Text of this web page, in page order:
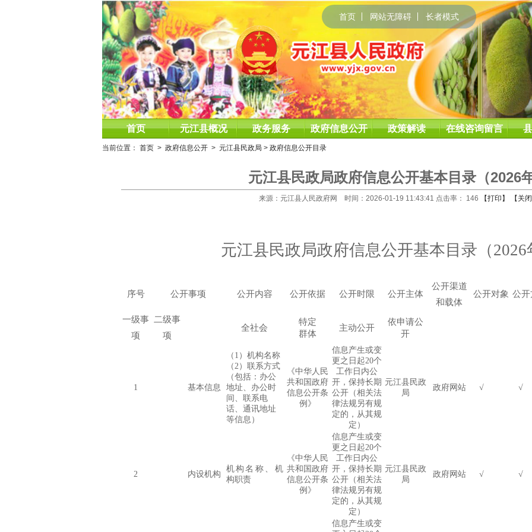
首页 网站无障碍 长者模式
首页 元江县概况 政务服务 政府信息公开 政策解读 在线咨询留言
当前位置： 首页 > 政府信息公开 > 元江县民政局 > 政府信息公开目录
元江县民政局政府信息公开基本目录（2026
来源：元江县人民政府网 时间：2026-01-19 11:43:41 点击率： 146 【打印】 【关
元江县民政局政府信息公开基本目录 （2026
序号 公开事项 公开内容 公开依据 公开时限 公开主体
公开渠道
和载体
公开对象 公开
一级事
项
二级事
项
全社会
特定
群体
主动公开
依申请公
开
1 基本信息
（ 1 ）机构名称
（2）联系方式
（包括：办公
地址、办公时
间、 联系电
话、 通讯地址
等信息 ）
《中华人民
共和国政府
信息公开条
例》
信息产生或变
更之日起20个
工作日内公
开，保持长期
公开（相关法
律法规另有规
定的，从其规
定）
元江县民政
局
政府网站 √ √
2 内设机构
机构名称、机
构职责
《中华人民
共和国政府
信息公开条
例》
信息产生或变
更之日起20个
工作日内公
开，保持长期
公开（相关法
律法规另有规
定的，从其规
定）
元江县民政
局
政府网站 √ √
信息产生或变